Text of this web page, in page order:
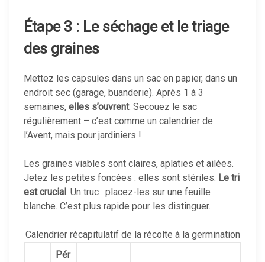
Étape 3 : Le séchage et le triage
des graines
Mettez les capsules dans un sac en papier, dans un
endroit sec (garage, buanderie). Après 1 à 3
semaines, elles s’ouvrent. Secouez le sac
régulièrement – c’est comme un calendrier de
l’Avent, mais pour jardiniers !
Les graines viables sont claires, aplaties et ailées.
Jetez les petites foncées : elles sont stériles. Le tri
est crucial. Un truc : placez-les sur une feuille
blanche. C’est plus rapide pour les distinguer.
Calendrier récapitulatif de la récolte à la germination
Pér